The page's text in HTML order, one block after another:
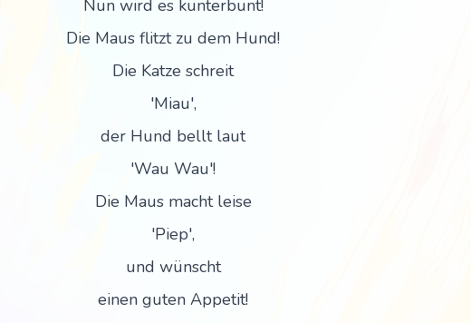
Nun wird es kunterbunt!
Die Maus flitzt zu dem Hund!
Die Katze schreit
'Miau',
der Hund bellt laut
'Wau Wau'!
Die Maus macht leise
'Piep',
und wünscht
einen guten Appetit!